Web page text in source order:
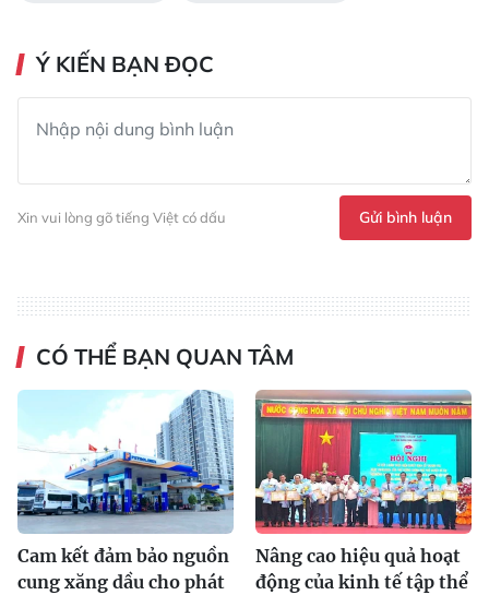
Ý KIẾN BẠN ĐỌC
Xin vui lòng gõ tiếng Việt có dấu Gửi bình luận
CÓ THỂ BẠN QUAN TÂM
Cam kết đảm bảo nguồn
cung xăng dầu cho phát
Nâng cao hiệu quả hoạt
động của kinh tế tập thể